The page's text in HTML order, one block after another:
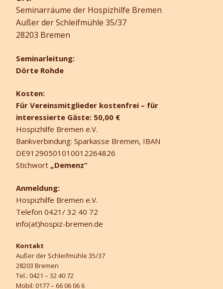
Seminarräume der Hospizhilfe Bremen
Außer der Schleifmühle 35/37
28203 Bremen
Seminarleitung:
Dörte Rohde
Kosten:
Für Vereinsmitglieder kostenfrei – für
interessierte Gäste: 50,00 €
Hospizhilfe Bremen e.V.
Bankverbindung: Sparkasse Bremen, IBAN
DE91290501010012264826
Stichwort „Demenz“
Anmeldung:
Hospizhilfe Bremen e.V.
Telefon 0421/ 32 40 72
info(at)hospiz-bremen.de
Kontakt
Außer der Schleifmühle 35/37
28203 Bremen
Tel.: 0421 – 32 40 72
Mobil: 0177 – 66 06 06 6